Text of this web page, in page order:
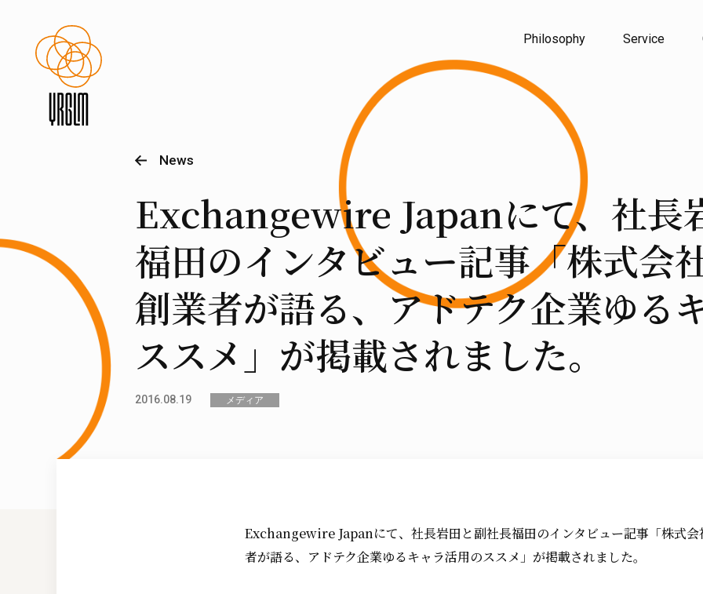
Philosophy Service
News
Exchangewire Japanにて、社長
福田のインタビュー記事「株式会
創業者が語る、アドテク企業ゆる
ススメ」が掲載されました。
2016.08.19 メディア
Exchangewire Japanにて、社長岩田と副社長福田のインタビュー記事「株式会
者が語る、アドテク企業ゆるキャラ活用のススメ」が掲載されました。